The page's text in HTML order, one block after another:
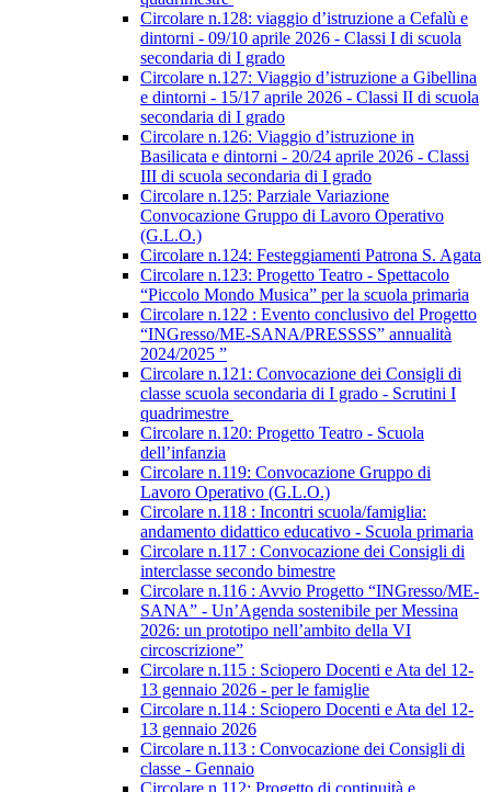
Circolare n.128: viaggio d’istruzione a Cefalù e
dintorni - 09/10 aprile 2026 - Classi I di scuola
secondaria di I grado
Circolare n.127: Viaggio d’istruzione a Gibellina
e dintorni - 15/17 aprile 2026 - Classi II di scuola
secondaria di I grado
Circolare n.126: Viaggio d’istruzione in
Basilicata e dintorni - 20/24 aprile 2026 - Classi
III di scuola secondaria di I grado
Circolare n.125: Parziale Variazione
Convocazione Gruppo di Lavoro Operativo
(G.L.O.)
Circolare n.124: Festeggiamenti Patrona S. Agata
Circolare n.123: Progetto Teatro - Spettacolo
“Piccolo Mondo Musica” per la scuola primaria
Circolare n.122 : Evento conclusivo del Progetto
“INGresso/ME-SANA/PRESSSS” annualità
2024/2025 ”
Circolare n.121: Convocazione dei Consigli di
classe scuola secondaria di I grado - Scrutini I
quadrimestre
Circolare n.120: Progetto Teatro - Scuola
dell’infanzia
Circolare n.119: Convocazione Gruppo di
Lavoro Operativo (G.L.O.)
Circolare n.118 : Incontri scuola/famiglia:
andamento didattico educativo - Scuola primaria
Circolare n.117 : Convocazione dei Consigli di
interclasse secondo bimestre
Circolare n.116 : Avvio Progetto “INGresso/ME-
SANA” - Un’Agenda sostenibile per Messina
2026: un prototipo nell’ambito della VI
circoscrizione”
Circolare n.115 : Sciopero Docenti e Ata del 12-
13 gennaio 2026 - per le famiglie
Circolare n.114 : Sciopero Docenti e Ata del 12-
13 gennaio 2026
Circolare n.113 : Convocazione dei Consigli di
classe - Gennaio